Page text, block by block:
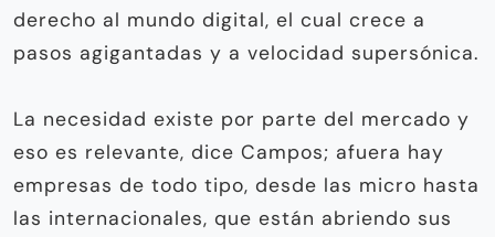
derecho al mundo digital, el cual crece a
pasos agigantadas y a velocidad supersónica.
La necesidad existe por parte del mercado y
eso es relevante, dice Campos; afuera hay
empresas de todo tipo, desde las micro hasta
las internacionales, que están abriendo sus